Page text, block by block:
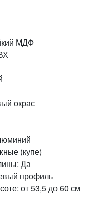
МДФ
окрас
(купе)
Да
профиль
от 53,5 до 60 см